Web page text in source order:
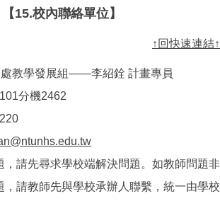
【15.校內聯絡單位】
↑回快速連結↑
教學發展組——李紹銓 計畫專員
分機2462
請先尋求學校端解決問題。如教師問題非
，請教師先與學校承辦人聯繫，統一由學校